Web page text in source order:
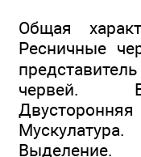
Общая
Ресничные
червей.